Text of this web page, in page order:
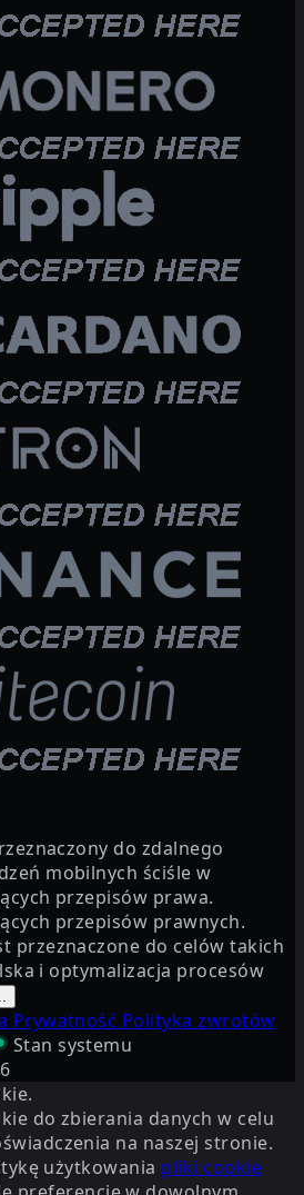
do zdalnego
mobilnych ściśle w
przepisów prawa.
przepisów prawnych.
przeznaczone do celów takich
i optymalizacja procesów
Prywatność Polityka zwrotów
Stan systemu
do zbierania danych w celu
na naszej stronie.
użytkowania pliki cookie